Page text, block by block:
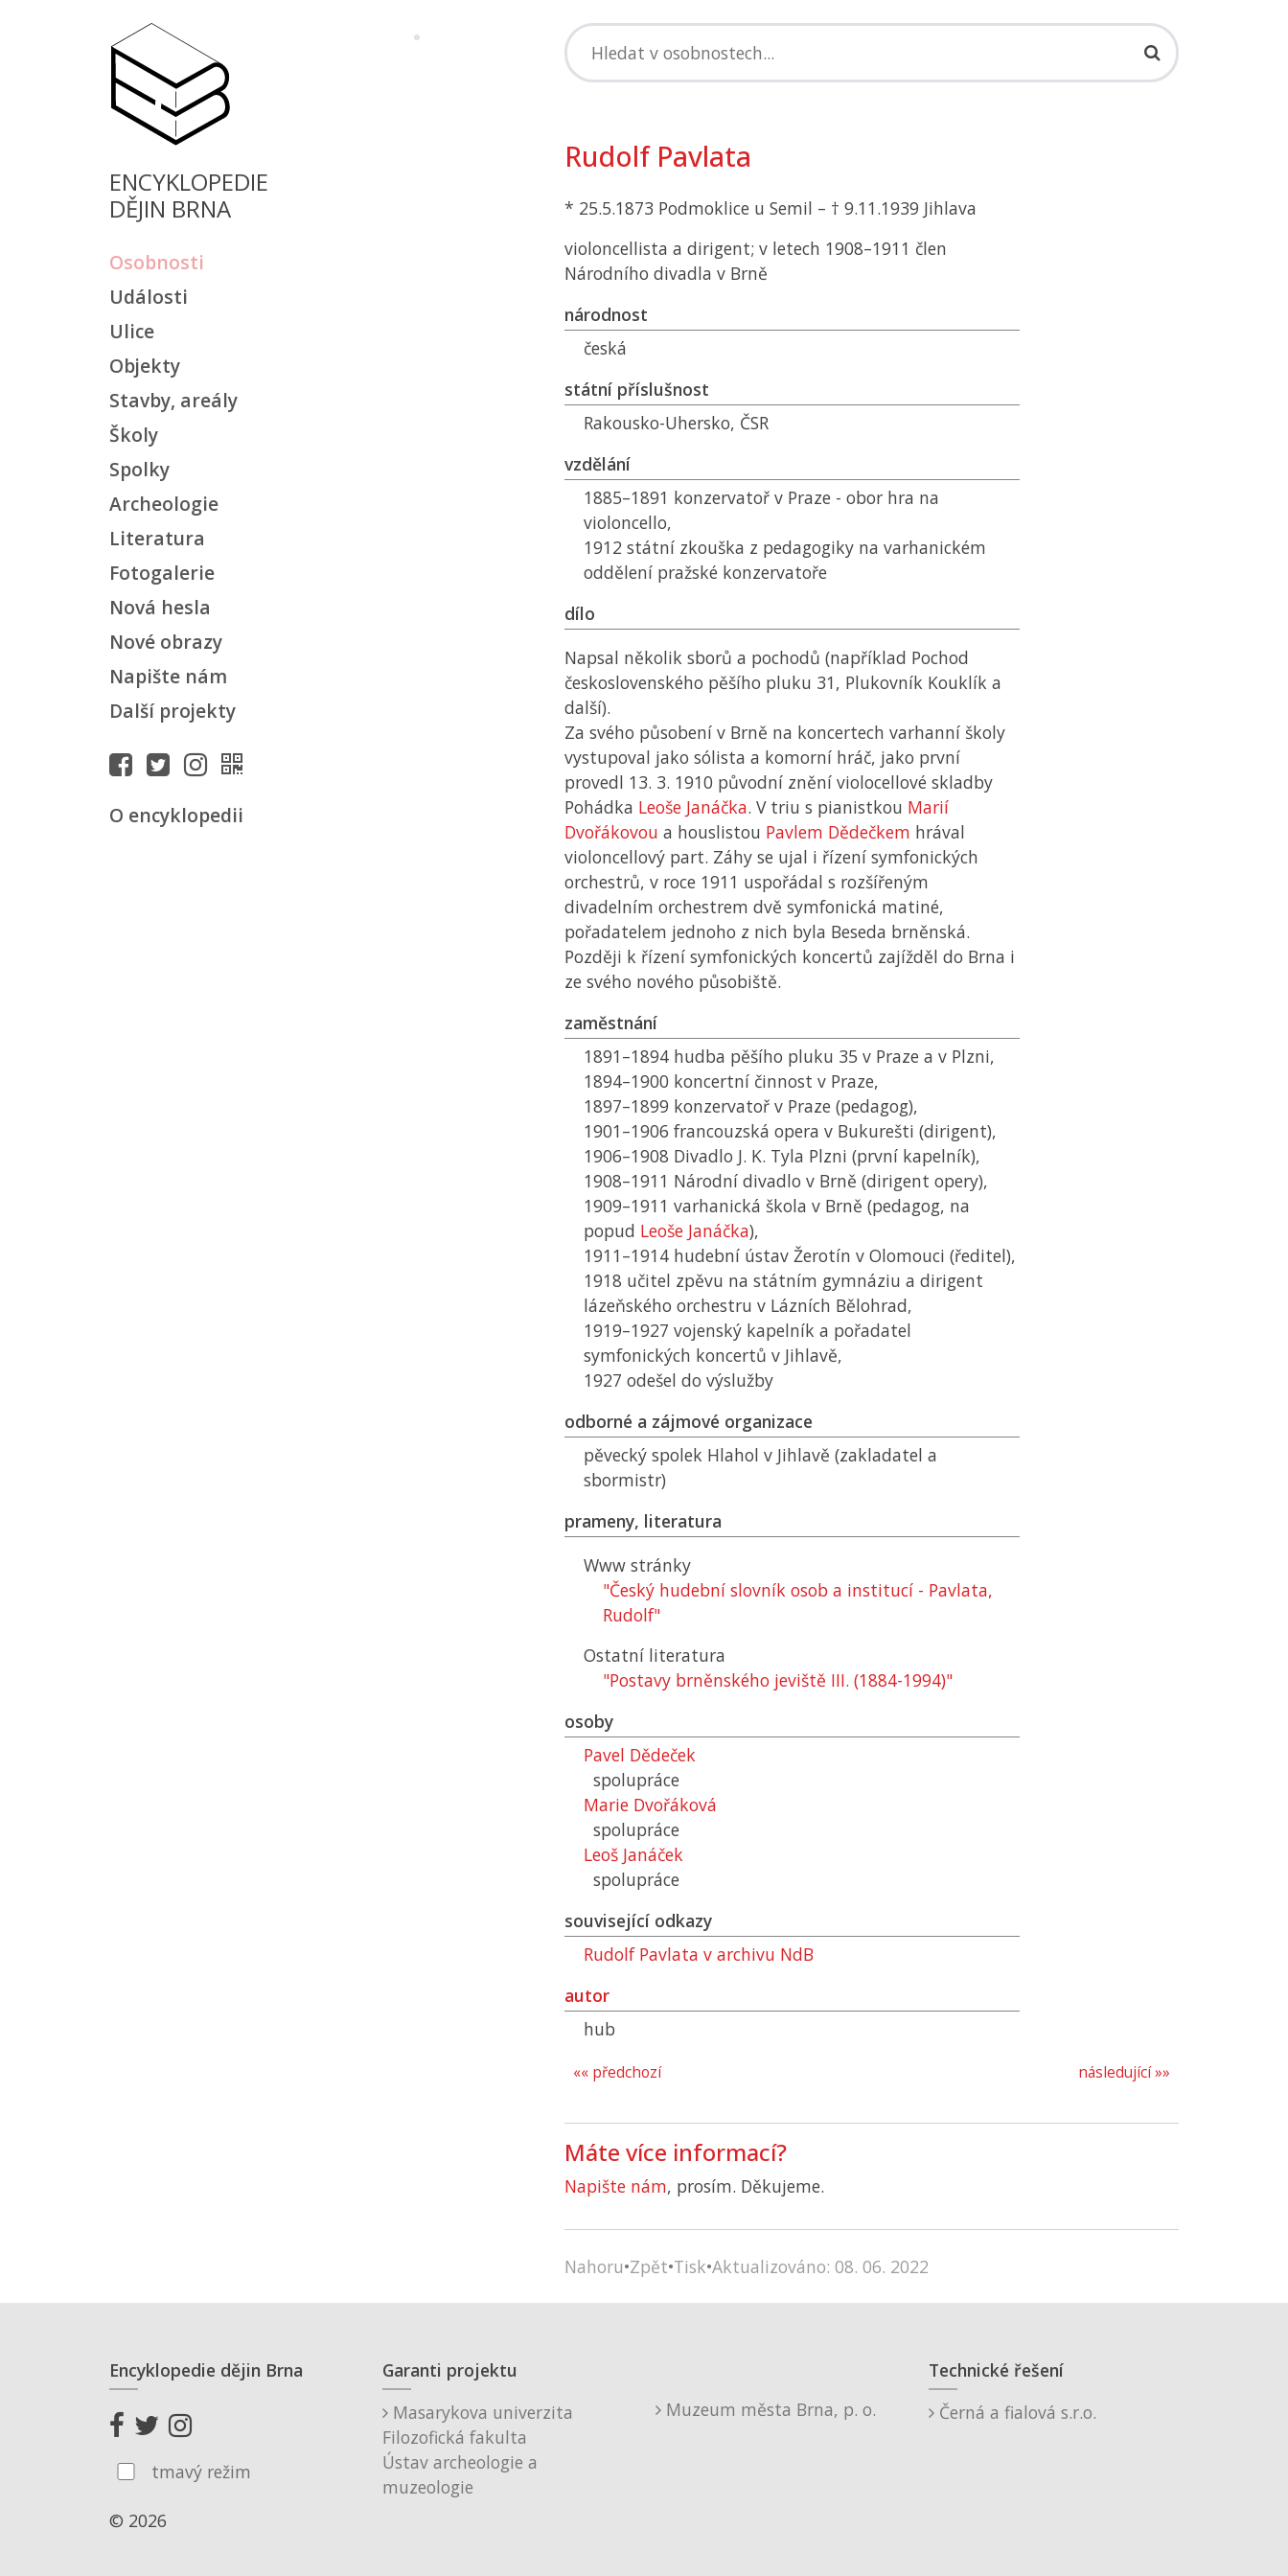
ENCYKLOPEDIE
DĚJIN BRNA
Osobnosti
Události
Ulice
Objekty
Stavby, areály
Školy
Spolky
Archeologie
Literatura
Fotogalerie
Nová hesla
Nové obrazy
Napište nám
Další projekty
O encyklopedii
Rudolf Pavlata
* 25.5.1873 Podmoklice u Semil – † 9.11.1939 Jihlava
violoncellista a dirigent; v letech 1908–1911 člen
Národního divadla v Brně
národnost
česká
státní příslušnost
Rakousko-Uhersko, ČSR
vzdělání
1885–1891 konzervatoř v Praze - obor hra na
violoncello,
1912 státní zkouška z pedagogiky na varhanickém
oddělení pražské konzervatoře
dílo
Napsal několik sborů a pochodů (například Pochod
československého pěšího pluku 31, Plukovník Kouklík a
další).
Za svého působení v Brně na koncertech varhanní školy
vystupoval jako sólista a komorní hráč, jako první
provedl 13. 3. 1910 původní znění violocellové skladby
Pohádka Leoše Janáčka. V triu s pianistkou Marií
Dvořákovou a houslistou Pavlem Dědečkem hrával
violoncellový part. Záhy se ujal i řízení symfonických
orchestrů, v roce 1911 uspořádal s rozšířeným
divadelním orchestrem dvě symfonická matiné,
pořadatelem jednoho z nich byla Beseda brněnská.
Později k řízení symfonických koncertů zajížděl do Brna i
ze svého nového působiště.
zaměstnání
1891–1894 hudba pěšího pluku 35 v Praze a v Plzni,
1894–1900 koncertní činnost v Praze,
1897–1899 konzervatoř v Praze (pedagog),
1901–1906 francouzská opera v Bukurešti (dirigent),
1906–1908 Divadlo J. K. Tyla Plzni (první kapelník),
1908–1911 Národní divadlo v Brně (dirigent opery),
1909–1911 varhanická škola v Brně (pedagog, na
popud Leoše Janáčka),
1911–1914 hudební ústav Žerotín v Olomouci (ředitel),
1918 učitel zpěvu na státním gymnáziu a dirigent
lázeňského orchestru v Lázních Bělohrad,
1919–1927 vojenský kapelník a pořadatel
symfonických koncertů v Jihlavě,
1927 odešel do výslužby
odborné a zájmové organizace
pěvecký spolek Hlahol v Jihlavě (zakladatel a
sbormistr)
prameny, literatura
Www stránky
"Český hudební slovník osob a institucí - Pavlata,
Rudolf"
Ostatní literatura
"Postavy brněnského jeviště III. (1884-1994)"
osoby
Pavel Dědeček
spolupráce
Marie Dvořáková
spolupráce
Leoš Janáček
spolupráce
související odkazy
Rudolf Pavlata v archivu NdB
autor
hub
následující »»
«« předchozí
Máte více informací?
Napište nám, prosím. Děkujeme.
Nahoru•Zpět•Tisk•Aktualizováno: 08. 06. 2022
Encyklopedie dějin Brna
tmavý režim
© 2026
Garanti projektu
Masarykova univerzita
Filozofická fakulta
Ústav archeologie a
muzeologie
Muzeum města Brna, p. o.
Technické řešení
Černá a fialová s.r.o.